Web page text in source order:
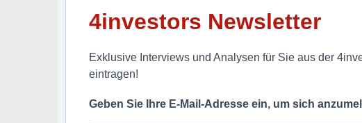
4investors Newsletter
Exklusive Interviews und Analysen für Sie aus der
eintragen!
Geben Sie Ihre E-Mail-Adresse ein, um sich